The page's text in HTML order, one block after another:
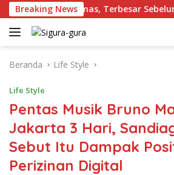
Langsung
ke
konten
Breaking News
Emas, Terbesar Sebelum
Beranda Life Style
Life Style
Pentas Musik Bruno
Jakarta 3 Hari,
Sebut Itu Dampak
Perizinan Digital